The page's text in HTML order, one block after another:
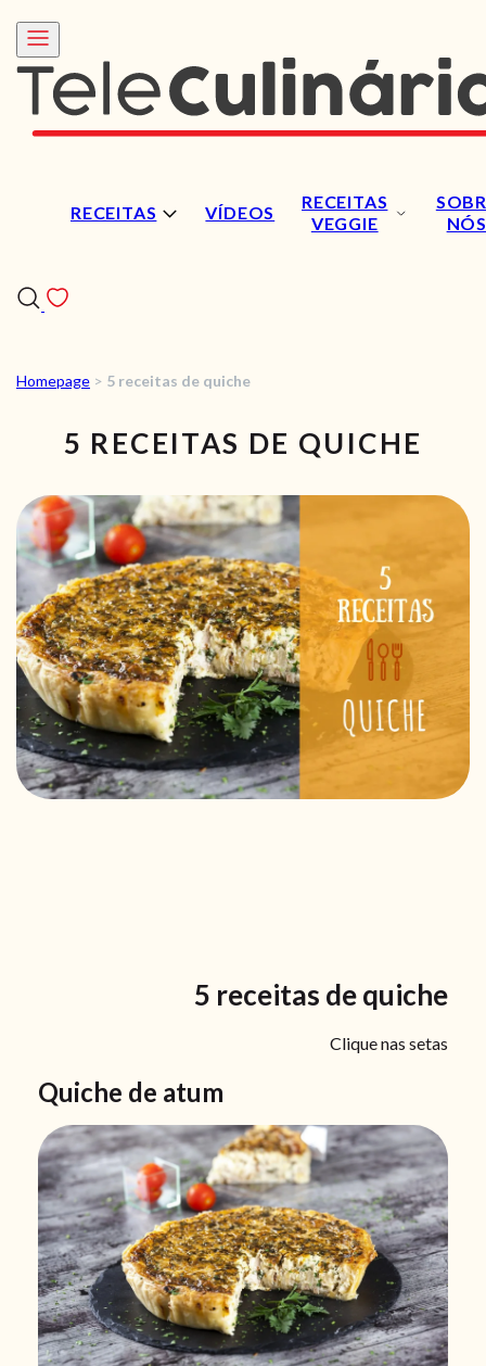
RECEITAS VÍDEOS
RECEITAS
VEGGIE
NÓS
RECEITAS
VÍDEOS
RECEITAS VEGGIE
SOBRE NÓS
LOJA ONLINE
BLOG
Homepage > 5 receitas de quiche
5 RECEITAS DE QUICHE
5 receitas de quiche
Clique nas setas
Quiche de atum